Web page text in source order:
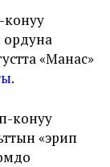
конуу
ордуна
«Манас»
.
конуу
«эрип